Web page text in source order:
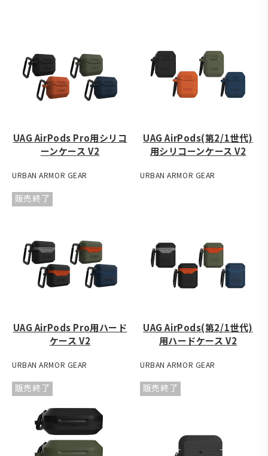
UAG AirPods Pro用シリコ
ーンケース V2
URBAN ARMOR GEAR
UAG AirPods(第2/1世代)
用シリコーンケース V2
URBAN ARMOR GEAR
販売終了
UAG AirPods Pro用ハード
ケース V2
URBAN ARMOR GEAR
UAG AirPods(第2/1世代)
用ハードケース V2
URBAN ARMOR GEAR
販売終了 販売終了